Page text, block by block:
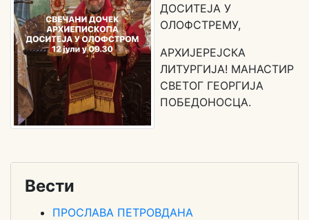
ДОСИТЕЈА У
ОЛОФСТРЕМУ,
АРХИЈЕРЕЈСКА
ЛИТУРГИЈА! МАНАСТИР
СВЕТОГ ГЕОРГИЈА
ПОБЕДОНОСЦА.
Вести
ПРОСЛАВА ПЕТРОВДАНА